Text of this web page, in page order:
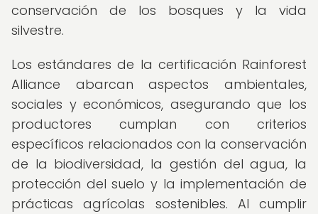
conservación de los bosques y la vida
silvestre.
Los estándares de la certificación Rainforest
Alliance abarcan aspectos ambientales,
sociales y económicos, asegurando que los
productores cumplan con criterios
específicos relacionados con la conservación
de la biodiversidad, la gestión del agua, la
protección del suelo y la implementación de
prácticas agrícolas sostenibles. Al cumplir